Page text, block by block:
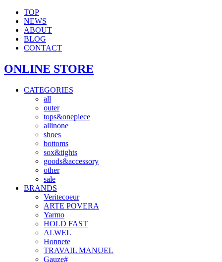
TOP
NEWS
ABOUT
BLOG
CONTACT
ONLINE STORE
CATEGORIES
all
outer
tops&onepiece
allinone
shoes
bottoms
sox&tights
goods&accessory
other
sale
BRANDS
Veritecoeur
ARTE POVERA
Yarmo
HOLD FAST
ALWEL
Honnete
TRAVAIL MANUEL
Gauze#